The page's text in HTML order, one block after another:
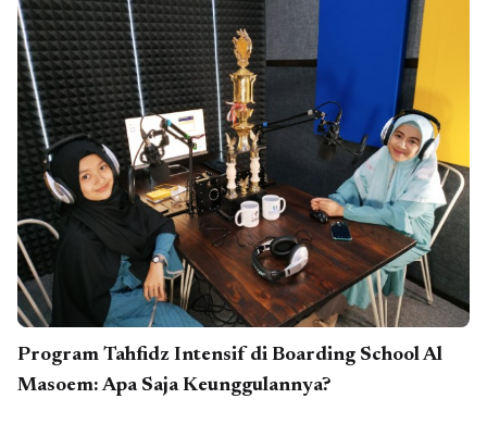
Program Tahfidz Intensif di Boarding School Al
Masoem: Apa Saja Keunggulannya?